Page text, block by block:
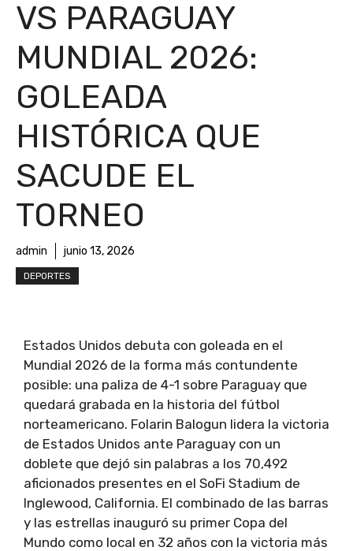
VS PARAGUAY
MUNDIAL 2026:
GOLEADA
HISTÓRICA QUE
SACUDE EL
TORNEO
admin junio 13, 2026
DEPORTES
Estados Unidos debuta con goleada en el
Mundial 2026 de la forma más contundente
posible: una paliza de 4-1 sobre Paraguay que
quedará grabada en la historia del fútbol
norteamericano. Folarin Balogun lidera la victoria
de Estados Unidos ante Paraguay con un
doblete que dejó sin palabras a los 70,492
aficionados presentes en el SoFi Stadium de
Inglewood, California. El combinado de las barras
y las estrellas inauguró su primer Copa del
Mundo como local en 32 años con la victoria más